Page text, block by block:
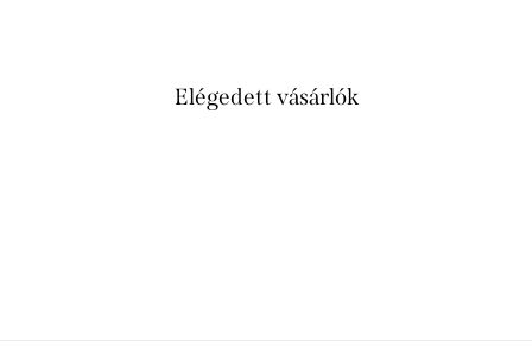
Elégedett vásárlók